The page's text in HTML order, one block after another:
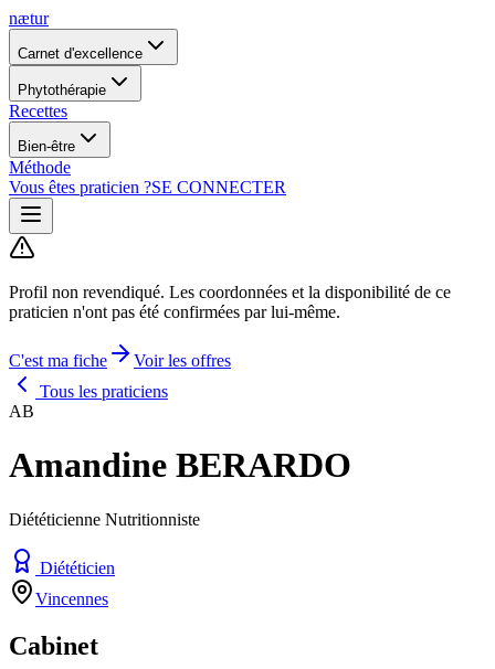
nætur
Carnet d'excellence
Phytothérapie
Recettes
Bien-être
Méthode
Vous êtes praticien ?SE CONNECTER
Profil non revendiqué. Les coordonnées et la disponibilité de ce
praticien n'ont pas été confirmées par lui-même.
C'est ma fiche
Voir les offres
Tous les praticiens
AB
Amandine BERARDO
Diététicienne Nutritionniste
Diététicien
Vincennes
Cabinet